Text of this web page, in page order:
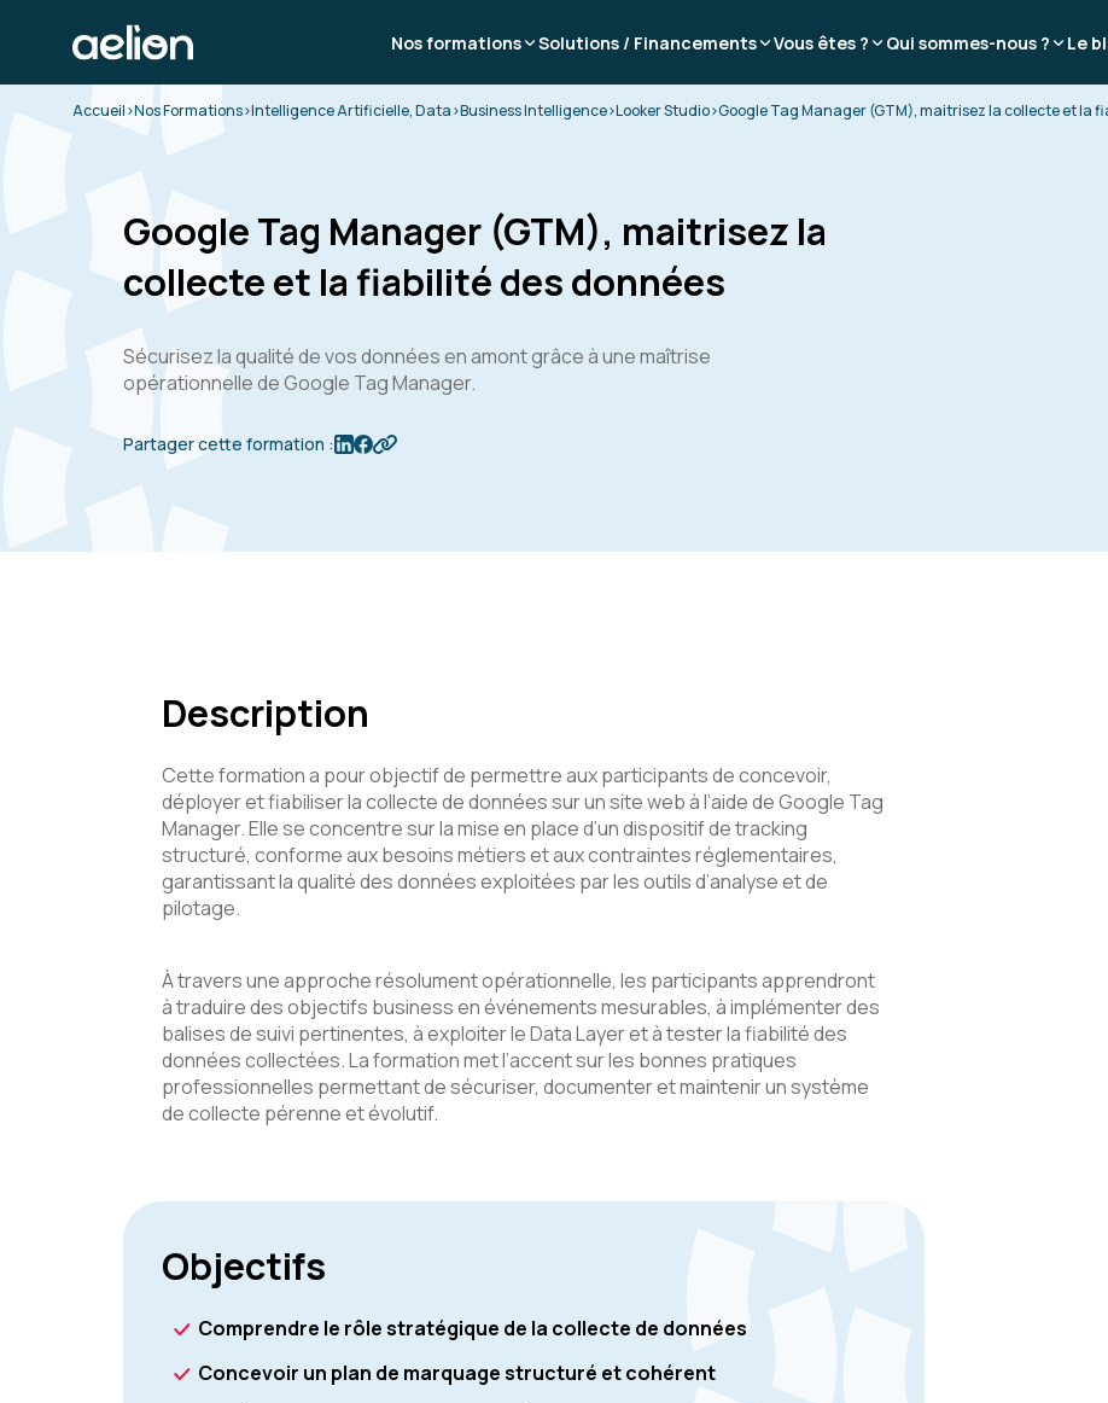
Nos formations Solutions / Financements Vous êtes ? Qui sommes-nous ? Le
Accueil>Nos Formations>Intelligence Artificielle, Data>Business Intelligence>Looker Studio>Google Tag Manager (GTM), maitrisez la collecte et la
Google Tag Manager (GTM), maitrisez la
collecte et la fiabilité des données
Sécurisez la qualité de vos données en amont grâce à une maîtrise
opérationnelle de Google Tag Manager.
Partager cette formation :
Description
Cette formation a pour objectif de permettre aux participants de concevoir,
déployer et fiabiliser la collecte de données sur un site web à l’aide de Google Tag
Manager. Elle se concentre sur la mise en place d’un dispositif de tracking
structuré, conforme aux besoins métiers et aux contraintes réglementaires,
garantissant la qualité des données exploitées par les outils d’analyse et de
pilotage.
À travers une approche résolument opérationnelle, les participants apprendront
à traduire des objectifs business en événements mesurables, à implémenter des
balises de suivi pertinentes, à exploiter le Data Layer et à tester la fiabilité des
données collectées. La formation met l’accent sur les bonnes pratiques
professionnelles permettant de sécuriser, documenter et maintenir un système
de collecte pérenne et évolutif.
Objectifs
Comprendre le rôle stratégique de la collecte de données
Concevoir un plan de marquage structuré et cohérent